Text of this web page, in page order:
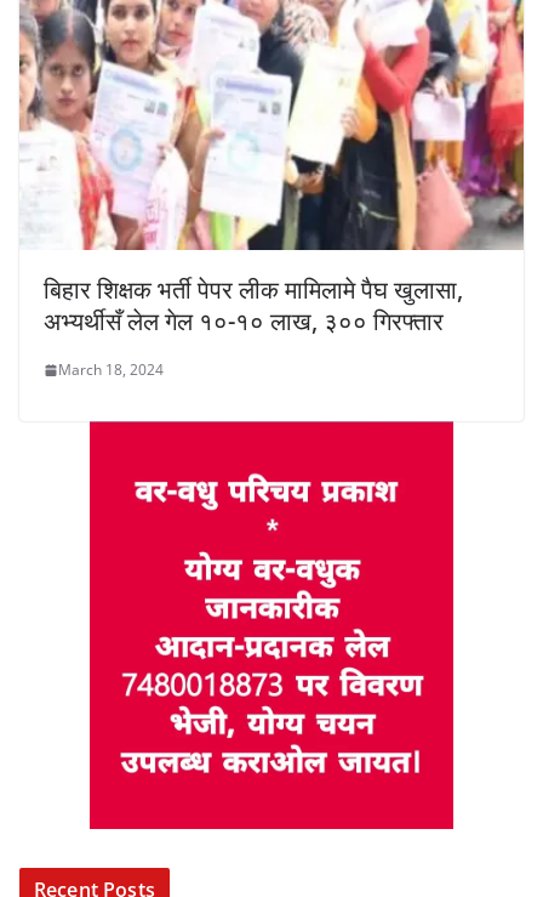
बिहार शिक्षक भर्ती पेपर लीक मामिलामे पैघ खुलासा,
अभ्यर्थीसँ लेल गेल १०-१० लाख, ३०० गिरफ्तार
March 18, 2024
Recent Posts